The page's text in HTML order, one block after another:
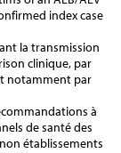
index case
la transmission
clinique, par
notamment par
à
de santé des
établissements